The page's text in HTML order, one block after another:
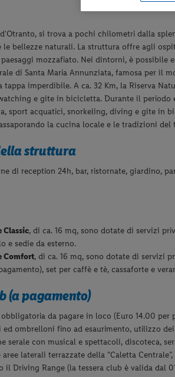
si trova a pochi chilometri dalla
le bellezze naturali. La struttura offre agli
mozzafiato. Nei dintorni, è possibile
di Santa Maria Annunziata, famosa per il
tappa imperdibile. A ca. 32 Km, la Riserva
e gite in bicicletta. Durante il
sport acquatici, snorkeling, diving e gite in
la cucina locale e le tradizioni del
struttura
di reception 24h, bar, ristornate, giardino,
Classic, di ca. 16 mq, sono dotate di servizi
e sedie da esterno.
Comfort, di ca. 16 mq, sono dotate di servizi
set per caffè e tè, cassaforte e
(a pagamento)
obbligatoria da pagare in loco (Euro 14.00
ombrelloni fino ad esaurimento, utilizzo
serale con musical e spettacoli, discoteca,
laterali terrazzate della “Caletta
il Driving Range (la tessera club è valida dal